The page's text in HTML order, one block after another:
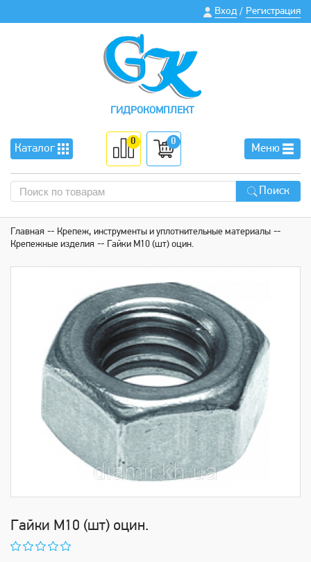
Вход / Регистрация
ГИДРОКОМПЛЕКТ
Каталог
0 0
Меню
Поиск
Главная
Крепеж, инструменты и уплотнительные материалы
Крепежные изделия
Гайки М10 (шт) оцин.
Гайки М10 (шт) оцин.